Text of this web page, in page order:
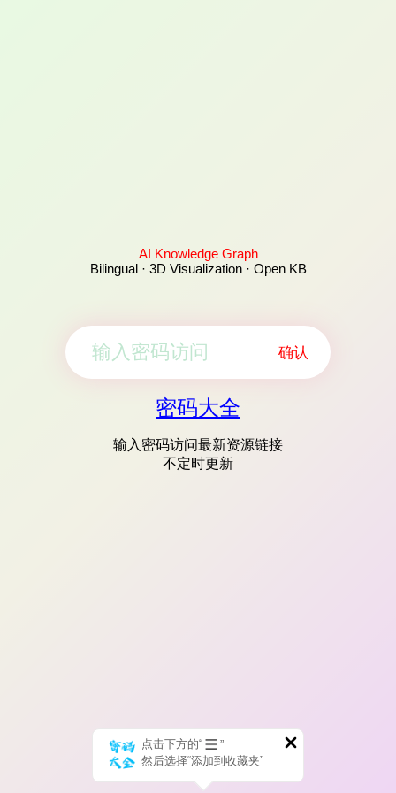
AI Knowledge Graph
Bilingual · 3D Visualization · Open KB
确认
密码大全
输入密码访问最新资源链接
不定时更新
点击下方的“
”
然后选择“添加到收藏夹”